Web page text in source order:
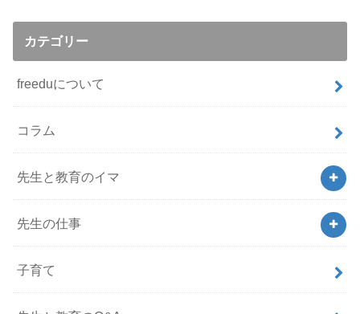
カテゴリー
freeduについて
コラム
先生と教育のイマ
先生の仕事
子育て